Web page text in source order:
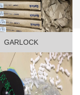
GARLOCK